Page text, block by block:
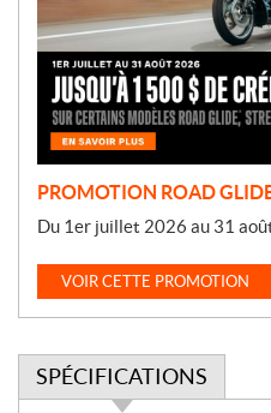
o
t
n
PROMOTION ROAD
Du 1er juillet 2026 au 31
VOIR CETTE PROMOTION
SPÉCIFICATIONS